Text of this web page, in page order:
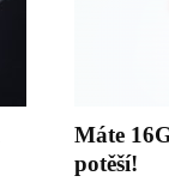
Máte
potěší!